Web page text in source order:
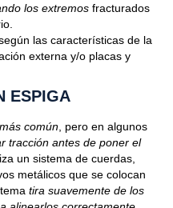
los extremos fracturados
las características de la
externa y/o placas y
ESPIGA
común , pero en algunos
tracción antes de poner el
un sistema de cuerdas,
metálicos que se colocan
tira suavemente de los